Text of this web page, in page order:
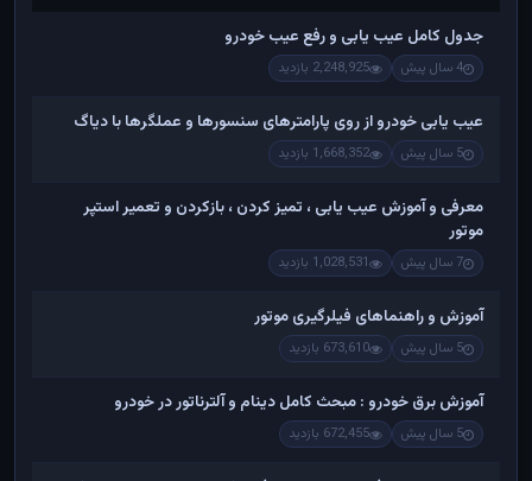
عنوان — مرتب‌شده براساس پربازدیدترین
جدول کامل عیب یابی و رفع عیب خودرو
4 سال پیش 2,248,925 بازدید
عیب یابی خودرو از روی پارامترهای سنسورها و عملگرها با دیاگ
5 سال پیش 1,668,352 بازدید
معرفی و آموزش عیب یابی ، تمیز کردن ، بازکردن و تعمیر استپر
موتور
7 سال پیش 1,028,531 بازدید
آموزش و راهنماهای فیلرگیری موتور
5 سال پیش 673,610 بازدید
آموزش برق خودرو : مبحث کامل دینام و آلترناتور در خودرو
5 سال پیش 672,455 بازدید